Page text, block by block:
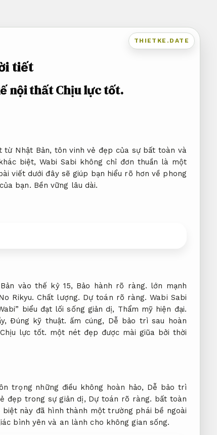
THIETKE.DATE
tiết
nội thấtChịu lực tốt.
Nhật Bản, tôn vinh vẻ đẹp của sự bất toàn và
biệt, Wabi Sabi không chỉ đơn thuần là một
viết dưới đây sẽ giúp bạn hiểu rõ hơn về phong
bạn. Bền vững lâu dài.
vào thế kỷ 15, Bảo hành rõ ràng. lớn mạnh
Rikyu.Chất lượng. Dự toán rõ ràng. Wabi Sabi
biểu đạt lối sống giản dị, Thẩm mỹ hiện đại.
Đúng kỹ thuật. ấm cúng, Dễ bảo trì sau hoàn
Chịu lực tốt. một nét đẹp được mài giũa bởi thời
trọng những điều không hoàn hảo, Dễ bảo trì
đẹp trong sự giản dị, Dự toán rõ ràng. bất toàn
biệt này đã hình thành một trường phái bề ngoài
bình yên và an lành cho không gian sống.